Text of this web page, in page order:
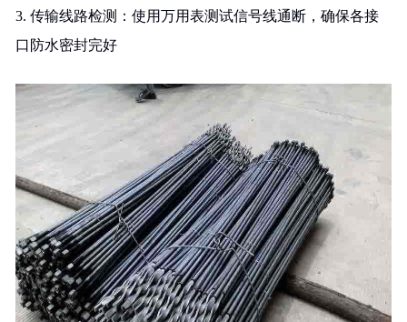
3. 传输线路检测：使用万用表测试信号线通断，确保各接
口防水密封完好